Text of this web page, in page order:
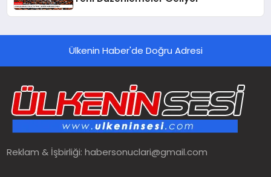
Ülkenin Haber'de Doğru Adresi
Reklam & İşbirliği:habersonuclari@gmail.com